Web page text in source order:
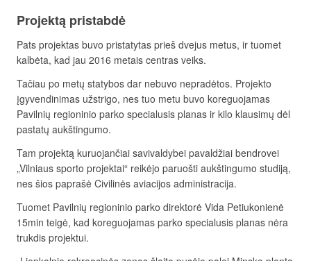
Projektą pristabdė
Pats projektas buvo pristatytas prieš dvejus metus, ir tuomet
kalbėta, kad jau 2016 metais centras veiks.
Tačiau po metų statybos dar nebuvo nepradėtos. Projekto
įgyvendinimas užstrigo, nes tuo metu buvo koreguojamas
Pavilnių regioninio parko specialusis planas ir kilo klausimų dėl
pastatų aukštingumo.
Tam projektą kuruojančiai savivaldybei pavaldžiai bendrovei
„Vilniaus sporto projektai“ reikėjo paruošti aukštingumo studiją,
nes šios paprašė Civilinės aviacijos administracija.
Tuomet Pavilnių regioninio parko direktorė Vida Petiukonienė
15min teigė, kad koreguojamas parko specialusis planas nėra
trukdis projektui.